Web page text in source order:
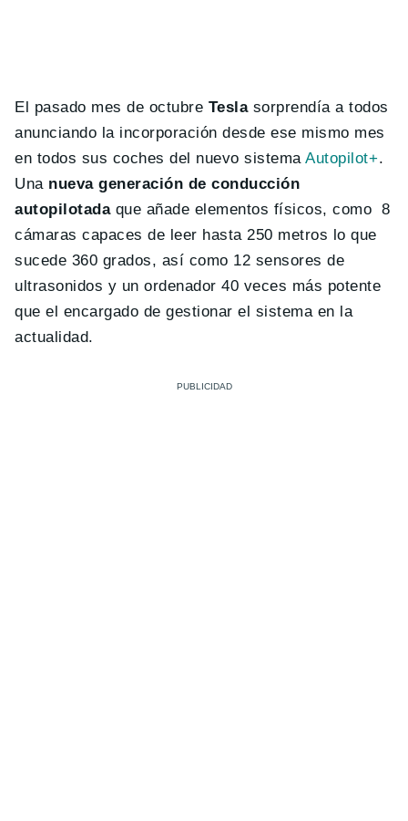
El pasado mes de octubre Teslasorprendía a todos
anunciando la incorporación desde ese mismo mes
en todos sus coches del nuevo sistemaAutopilot+.
Una nueva generación de conducción
autopilotadaque añade elementos físicos, como 8
cámaras capaces de leer hasta 250 metros lo que
sucede 360 grados, así como 12 sensores de
ultrasonidos y un ordenador 40 veces más potente
que el encargado de gestionar el sistema en la
actualidad.